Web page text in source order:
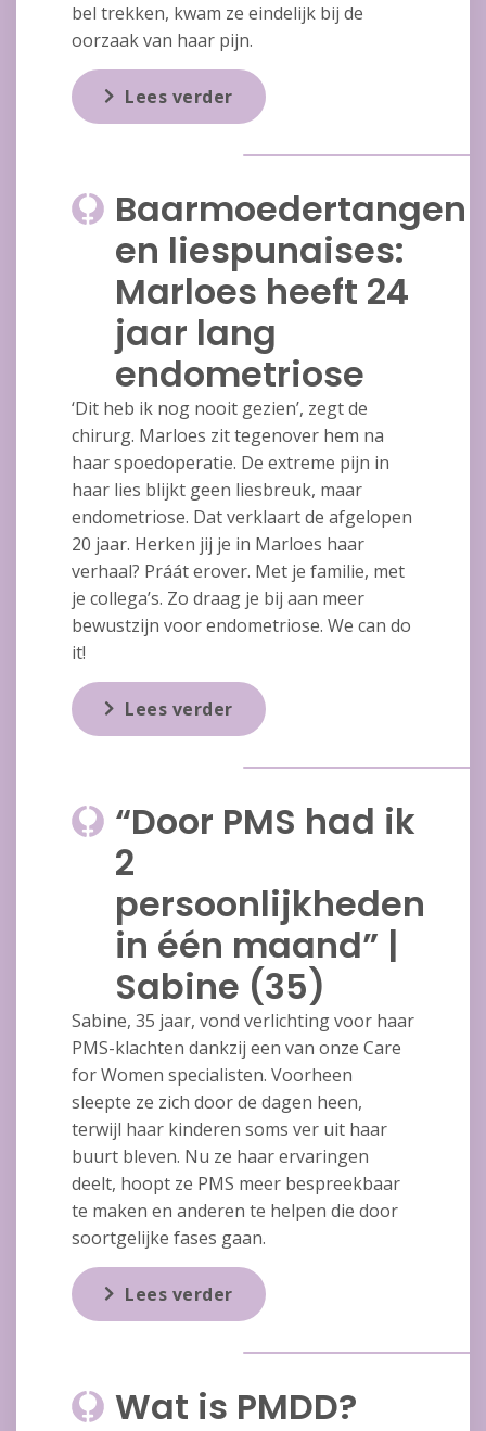
bel trekken, kwam ze eindelijk bij de
oorzaak van haar pijn.
Lees verder
Baarmoedertangen
en liespunaises:
Marloes heeft 24
jaar lang
endometriose
‘Dit heb ik nog nooit gezien’, zegt de
chirurg. Marloes zit tegenover hem na
haar spoedoperatie. De extreme pijn in
haar lies blijkt geen liesbreuk, maar
endometriose. Dat verklaart de afgelopen
20 jaar. Herken jij je in Marloes haar
verhaal? Práát erover. Met je familie, met
je collega’s. Zo draag je bij aan meer
bewustzijn voor endometriose. We can do
it!
Lees verder
“Door PMS had ik
2
persoonlijkheden
in één maand” |
Sabine (35)
Sabine, 35 jaar, vond verlichting voor haar
PMS-klachten dankzij een van onze Care
for Women specialisten. Voorheen
sleepte ze zich door de dagen heen,
terwijl haar kinderen soms ver uit haar
buurt bleven. Nu ze haar ervaringen
deelt, hoopt ze PMS meer bespreekbaar
te maken en anderen te helpen die door
soortgelijke fases gaan.
Lees verder
Wat is PMDD?